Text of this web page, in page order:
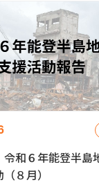
令和６年能登半島
８月）